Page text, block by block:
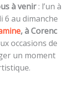
à venir: l’un à
6 au dimanche
, à Corenc
occasions de
un moment